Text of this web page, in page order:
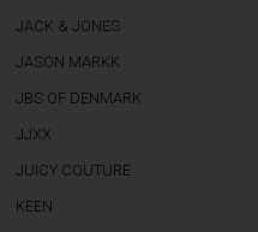
JACK & JONES
JASON MARKK
JBS OF DENMARK
JJXX
JUICY COUTURE
KEEN